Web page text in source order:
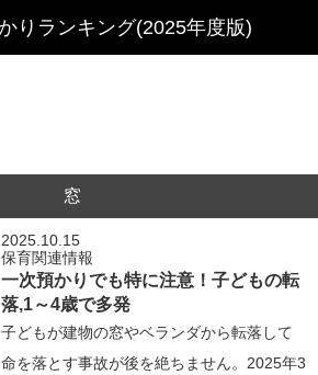
窓
2025.10.15
保育関連情報
一次預かりでも特に注意！子どもの転
落,1～4歳で多発
子どもが建物の窓やベランダから転落して
命を落とす事故が後を絶ちません。2025年3